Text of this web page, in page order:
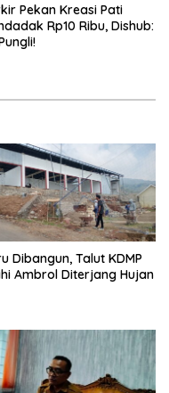
Pekan Kreasi Pati
Rp10 Ribu, Dishub:
Dibangun, Talut KDMP
Ambrol Diterjang Hujan